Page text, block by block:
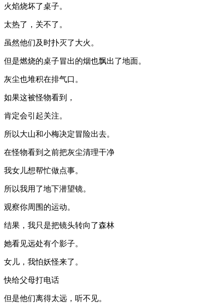
火焰烧坏了桌子。
太热了，关不了。
虽然他们及时扑灭了大火。
但是燃烧的桌子冒出的烟也飘出了地面。
灰尘也堆积在排气口。
如果这被怪物看到，
肯定会引起关注。
所以大山和小梅决定冒险出去。
在怪物看到之前把灰尘清理干净
我女儿想帮忙做点事。
所以我用了地下潜望镜。
观察你周围的运动。
结果，我只是把镜头转向了森林
她看见远处有个影子。
女儿，我怕妖怪来了。
快给父母打电话
但是他们离得太远，听不见。